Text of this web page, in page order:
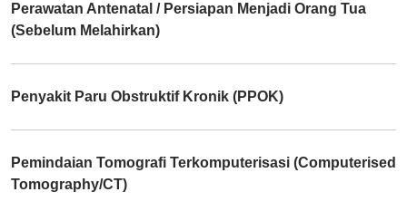
Perawatan Antenatal / Persiapan Menjadi Orang Tua
(Sebelum Melahirkan)
Penyakit Paru Obstruktif Kronik (PPOK)
Pemindaian Tomografi Terkomputerisasi (Computerised
Tomography/CT)